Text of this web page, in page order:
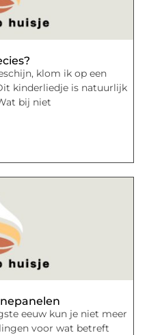
klom ik op een
kinderliedje is natuurlijk
bij niet
eeuw kun je niet meer
voor wat betreft